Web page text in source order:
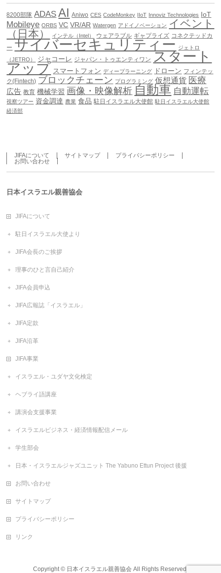
8200部隊 ADAS AI Aniwo CES CodeMonkey IIoT Innoviz Technologies IoT
Mobileye ORBS VC VR/AR Watergen アドイノベーション イベント
（日本）
インテル（Intel） ウェアラブル ギャプライズ コネクテッドカ
ー サイバーセキュリティー ジェトロ
（JETRO）
ジャコーレ ジャパン・トゥエンティワン スタート
アップ スマートフォン ディープラーニング ドローン フィンテッ
ク(Fintech) ブロックチェーン プログラミング 仮想通貨 医療
広告 教育 機械学習 画像・映像解析 自動車 自動運転
視察ツアー 資金調達 農業 食品 駐日イスラエル大使館 駐日イスラエル大使館
経済部
JIFAについて サイトマップ
プライバシーポリシー
お問い合わせ
日本イスラエル親善協会
JIFAについて
駐日イスラエル大使より
JIFA会長のご挨拶
理事のひと言自己紹介
JIFA会員申込
JIFA広報誌「イスラエル」
JIFA定款
JIFA沿革
JIFA事業
イスラエル・ユダヤ文化検定
ヘブライ語講座
講演会支援事業
イスラエルビジネス・経済情報配信メール
学生部会
日本・イスラエルジャズユニット The Yabuno Ettun Project 後援
お問い合わせ
サイトマップ
プライバシーポリシー
リンク
Copyright © 日本イスラエル親善協会All Rights Reserved.